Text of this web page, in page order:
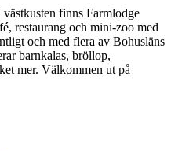
finns Farmlodge
restaurang och mini-zoo med
och med flera av Bohusläns
barnkalas, bröllop,
mer. Välkommen ut på